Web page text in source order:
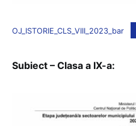
OJ_ISTORIE_CLS_VIII_2023_bar
Subiect – Clasa a IX-a: